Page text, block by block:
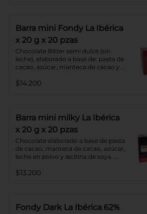
Barra mini Fondy La Ibérica
x 20 g x 20 pzas
Chocolate Bitter semi dulce (sin
leche), elaborado a base de: pasta de
cacao, azúcar, manteca de cacao y
cacao: 52%.
$14.200
Barra mini milky La Ibérica
x 20 g x 20 pzas
Chocolate elaborado a base de pasta
de cacao, manteca de cacao, azúcar,
leche en polvo y lecitina de soya.
$13.200
Fondy Dark La Ibérica 62%